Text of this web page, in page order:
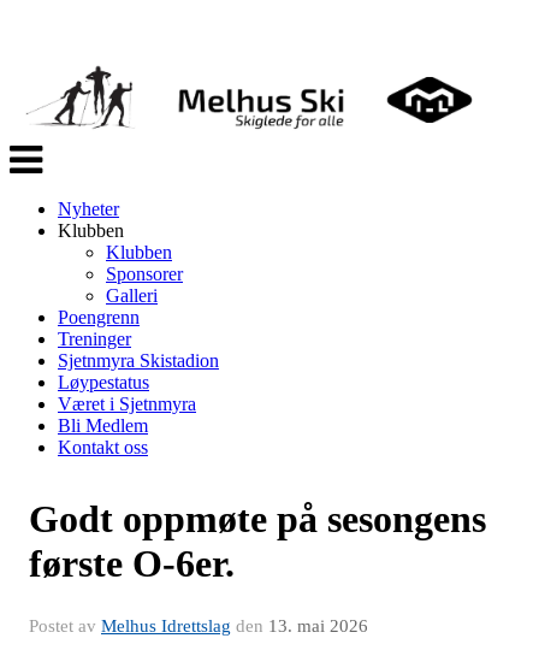
Veksle
navigasjon
Nyheter
Klubben
Klubben
Sponsorer
Galleri
Poengrenn
Treninger
Sjetnmyra Skistadion
Løypestatus
Været i Sjetnmyra
Bli Medlem
Kontakt oss
Godt oppmøte på sesongens
første O-6er.
Postet av Melhus Idrettslag den 13. mai 2026